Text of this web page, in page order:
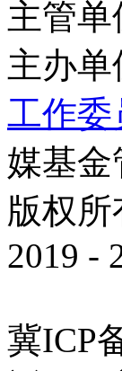
主管单
主办单
工作委
媒基金
版权
2019 -
冀ICP